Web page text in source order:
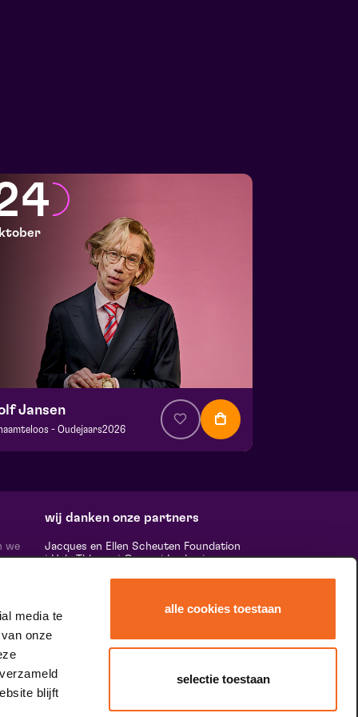
media te
onze
blijft
alle cookies toestaan
selectie toestaan
Jansen
- Oudejaars2026
oktober 2026 | 20:15
we
de
wij danken onze partners
Jacques en Ellen Scheuten Foundation
|Hela Thissen|Canon|Leolux|
Vostermans Companies| Unica
speciale dank aan